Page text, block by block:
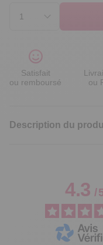
Satisfait
ou remboursé
ou
Description du
4.3/